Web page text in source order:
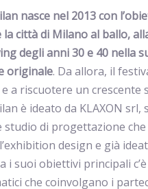
nasce nel 2013 con
città di Milano al ballo,
degli anni 30 e 40 nella
originale. Da allora, il
a riscuotere un crescente
è ideato da KLAXON
studio di progettazione
design e già
i suoi obiettivi principali
che coinvolgano i